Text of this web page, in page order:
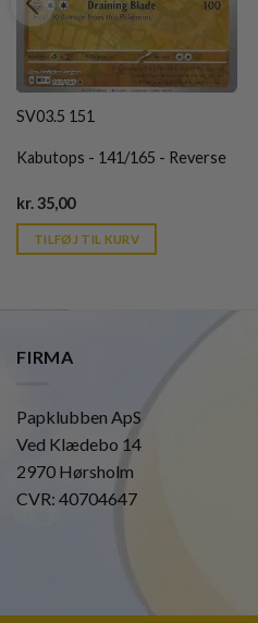
SV03.5 151
Kabutops - 141/165 - Reverse
kr.35,00Current
is:
kr. 39,95.
TILFØJ TIL KURV
FIRMA
Papklubben ApS
Ved Klædebo 14
2970 Hørsholm
CVR: 40704647